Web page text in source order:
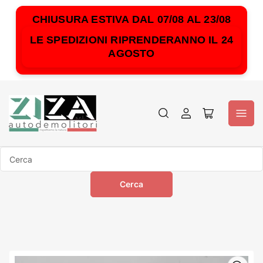
CHIUSURA ESTIVA DAL 07/08 AL 23/08
LE SPEDIZIONI RIPRENDERANNO IL 24
AGOSTO
AccediApri
Cerca